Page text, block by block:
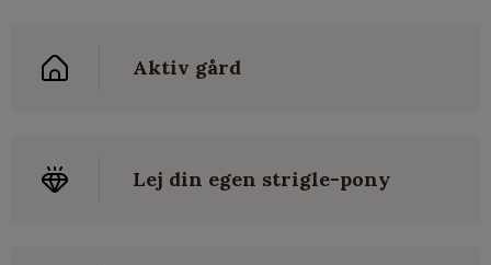
Aktiv gård
Lej din egen strigle-pony